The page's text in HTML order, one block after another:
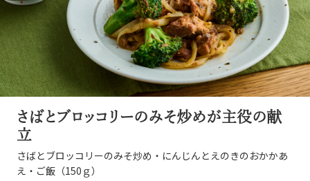
さばとブロッコリーのみそ炒めが主役の献
立
さばとブロッコリーのみそ炒め・にんじんとえのきのおかかあ
え・ご飯（150ｇ）